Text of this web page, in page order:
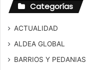
Categorías
ACTUALIDAD
ALDEA GLOBAL
BARRIOS Y PEDANIAS